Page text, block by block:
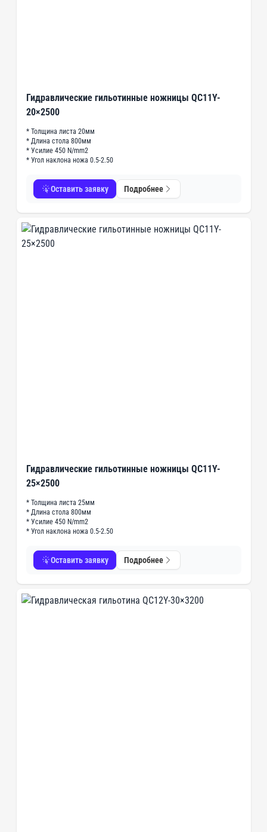
Гидравлические гильотинные ножницы QC11Y-
20×2500
* Толщина листа 20мм
* Длина стола 800мм
* Усилие 450 N/mm2
* Угол наклона ножа 0.5-2.50
Оставить заявку Подробнее
Гидравлические гильотинные ножницы QC11Y-
25×2500
* Толщина листа 25мм
* Длина стола 800мм
* Усилие 450 N/mm2
* Угол наклона ножа 0.5-2.50
Оставить заявку Подробнее